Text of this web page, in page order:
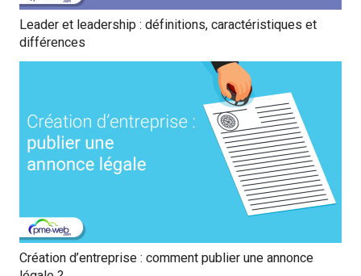
Leader et leadership : définitions, caractéristiques et
différences
Création d’entreprise : comment publier une annonce